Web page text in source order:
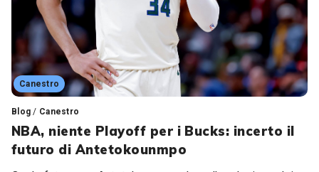
Canestro
Blog / Canestro
NBA, niente Playoff per i Bucks: incerto il
futuro di Antetokounmpo